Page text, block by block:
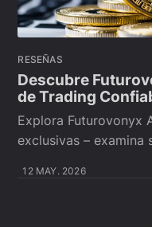
RESEÑAS
Descubre
de Trading
Explora Futurovonyx
exclusivas – examina
12 MAY. 2026